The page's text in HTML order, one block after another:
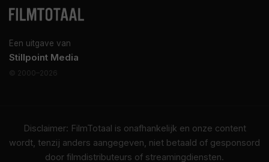
Een uitgave van
Stillpoint Media
© 2000–2026
Disclaimer: FilmTotaal is onafhankelijk en onze content
wordt, tenzij anders aangegeven, niet betaald of gesponsord
door filmdistributeurs of streamingdiensten.